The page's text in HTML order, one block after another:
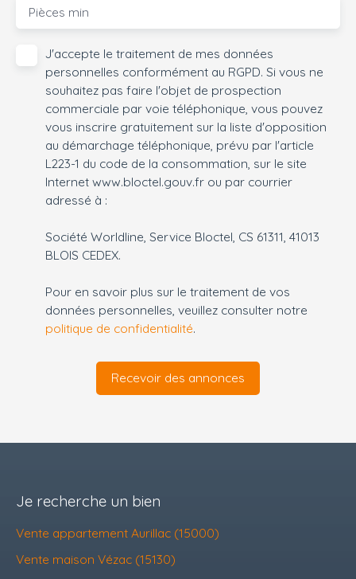
Pièces min
J'accepte le traitement de mes données
personnelles conformément au RGPD. Si vous ne
souhaitez pas faire l'objet de prospection
commerciale par voie téléphonique, vous pouvez
vous inscrire gratuitement sur la liste d'opposition
au démarchage téléphonique, prévu par l'article
L223-1 du code de la consommation, sur le site
Internet www.bloctel.gouv.fr ou par courrier
adressé à :
Société Worldline, Service Bloctel, CS 61311, 41013
BLOIS CEDEX.
Pour en savoir plus sur le traitement de vos
données personnelles, veuillez consulter notre
politique de confidentialité.
Recevoir des annonces
Je recherche un bien
Vente appartement Aurillac (15000)
Vente maison Vézac (15130)